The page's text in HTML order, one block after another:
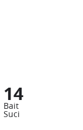
14
Bait
Suci